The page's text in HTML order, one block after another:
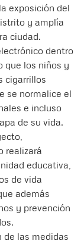
exposición del
y amplía
ciudad.
dentro
que los niños y
cigarrillos
se normalice el
e incluso
de su vida.
realizará
educativa,
de vida
además
y prevención
de las medidas